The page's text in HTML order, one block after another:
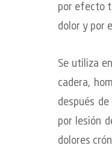
por efecto
dolor y por
Se utiliza
cadera,
después
por lesión
dolores